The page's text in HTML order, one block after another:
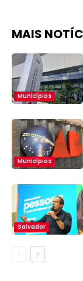
MAIS
Municípios
Municípios
Salvador